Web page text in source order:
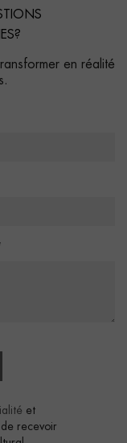
en réalité
et
recevoir